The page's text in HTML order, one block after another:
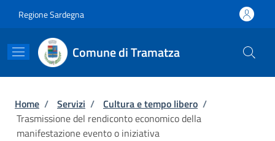
Regione Sardegna
Comune di Tramatza
Briciole di pane
Home / Servizi / Cultura e tempo libero /
Trasmissione del rendiconto economico della
manifestazione evento o iniziativa